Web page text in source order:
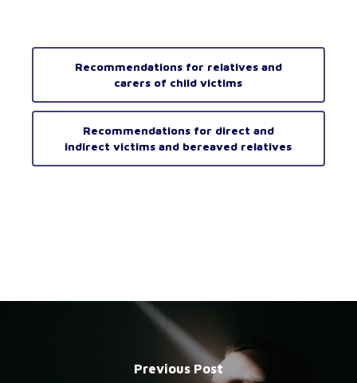
Recommendations for relatives and
carers of child victims
Recommendations for direct and
indirect victims and bereaved relatives
Previous Post